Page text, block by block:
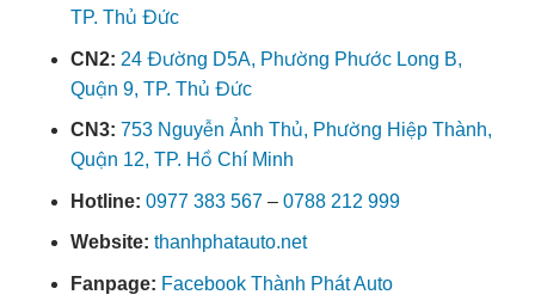
TP. Thủ Đức
CN2: 24 Đường D5A, Phường Phước Long B,
Quận 9, TP. Thủ Đức
CN3: 753 Nguyễn Ảnh Thủ, Phường Hiệp Thành,
Quận 12, TP. Hồ Chí Minh
Hotline: 0977 383 567 – 0788 212 999
Website: thanhphatauto.net
Fanpage: Facebook Thành Phát Auto